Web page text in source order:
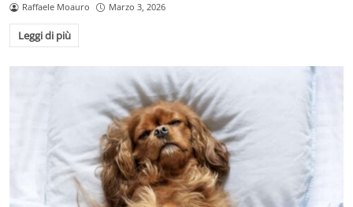
Raffaele Moauro Marzo 3, 2026
Leggi di più